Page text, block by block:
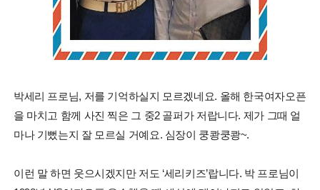
박세리 프로님, 저를 기억하실지 모르겠네요. 올해 한국여자오픈
을 마치고 함께 사진 찍은 그 중2 골퍼가 저랍니다. 제가 그때 얼
마나 기뻤는지 잘 모르실 거예요. 심장이 쿵쾅쿵쾅~.
이런 말 하면 웃으시겠지만 저도 ‘세리키즈’랍니다. 박 프로님이